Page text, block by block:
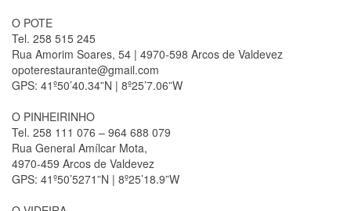
O POTE
Tel. 258 515 245
Rua Amorim Soares, 54 | 4970-598 Arcos de Valdevez
opoterestaurante@gmail.com
GPS: 41º50’40.34”N | 8º25’7.06”W
O PINHEIRINHO
Tel. 258 111 076 – 964 688 079
Rua General Amílcar Mota,
4970-459 Arcos de Valdevez
GPS: 41º50’5271”N | 8º25’18.9”W